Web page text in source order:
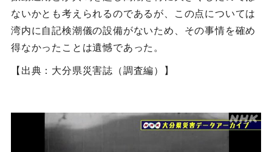
ないかとも考えられるのであるが、この点については
湾内に自記検潮儀の設備がないため、その事情を確め
得なかったことは遺憾であった。
【出典：大分県災害誌（調査編）】